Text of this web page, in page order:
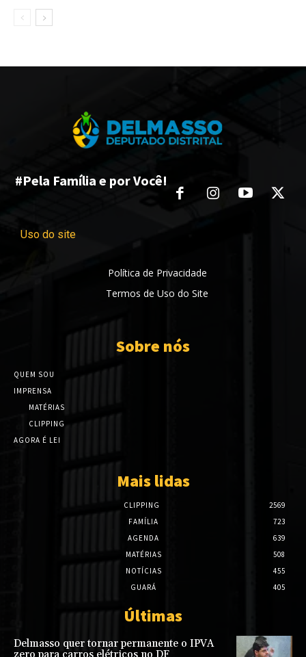
#Pela Família e por Você!
Uso do site
Política de Privacidade
Termos de Uso do Site
Sobre nós
QUEM SOU
IMPRENSA
MATÉRIAS
CLIPPING
AGORA É LEI
Mais lidas
CLIPPING
2569
FAMÍLIA
723
AGENDA
639
MATÉRIAS
508
NOTÍCIAS
455
GUARÁ
405
Últimas
Delmasso quer tornar permanente o IPVA